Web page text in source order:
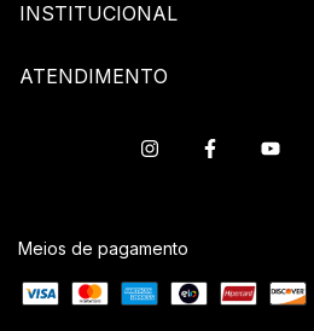
INSTITUCIONAL
ATENDIMENTO
Meios de pagamento